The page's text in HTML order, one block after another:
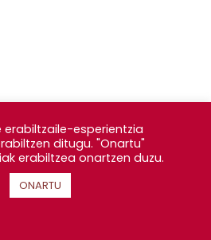
erabiltzaile-esperientzia
ditugu. "Onartu"
erabiltzea onartzen duzu.
ONARTU